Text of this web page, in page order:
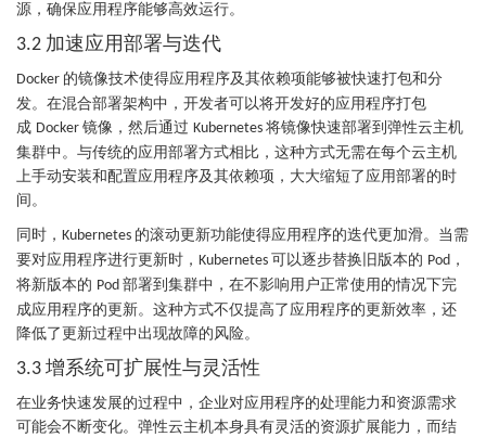
源，确保应用程序能够高效运行。
3.2 加速应用部署与迭代
Docker 的镜像技术使得应用程序及其依赖项能够被快速打包和分
发。在混合部署架构中，开发者可以将开发好的应用程序打包
成 Docker 镜像，然后通过 Kubernetes 将镜像快速部署到弹性云主机
集群中。与传统的应用部署方式相比，这种方式无需在每个云主机
上手动安装和配置应用程序及其依赖项，大大缩短了应用部署的时
间。
同时， Kubernetes 的滚动更新功能使得应用程序的迭代更加滑。当需
要对应用程序进行更新时， Kubernetes 可以逐步替换旧版本的 Pod ，
将新版本的 Pod 部署到集群中，在不影响用户正常使用的情况下完
成应用程序的更新。这种方式不仅提高了应用程序的更新效率，还
降低了更新过程中出现故障的风险。
3.3 增系统可扩展性与灵活性
在业务快速发展的过程中，企业对应用程序的处理能力和资源需求
可能会不断变化。弹性云主机本身具有灵活的资源扩展能力，而结